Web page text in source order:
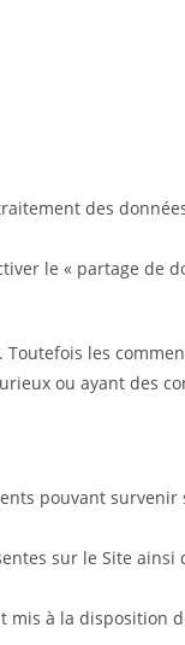
des
le « partage de
les
ou ayant des
pouvant
sur le Site
à la disposition